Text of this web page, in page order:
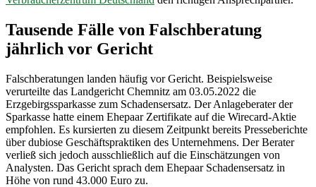
Tausende Fälle von Falschberatung
jährlich vor Gericht
Falschberatungen landen häufig vor Gericht. Beispielsweise
verurteilte das Landgericht Chemnitz am 03.05.2022 die
Erzgebirgssparkasse zum Schadensersatz. Der Anlageberater der
Sparkasse hatte einem Ehepaar Zertifikate auf die Wirecard-Aktie
empfohlen. Es kursierten zu diesem Zeitpunkt bereits Presseberichte
über dubiose Geschäftspraktiken des Unternehmens. Der Berater
verließ sich jedoch ausschließlich auf die Einschätzungen von
Analysten. Das Gericht sprach dem Ehepaar Schadensersatz in
Höhe von rund 43.000 Euro zu.